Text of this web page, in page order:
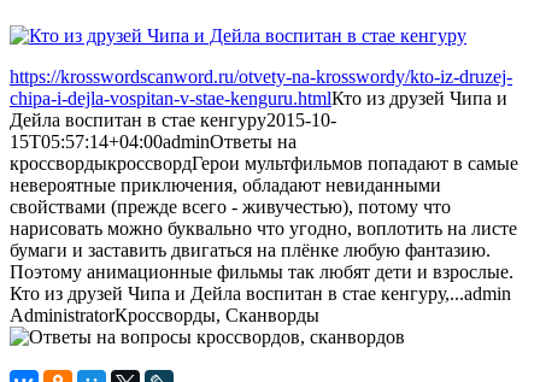
https://krosswordscanword.ru/otvety-na-krosswordy/kto-iz-druzej-
chipa-i-dejla-vospitan-v-stae-kenguru.htmlКто из друзей Чипа и
Дейла воспитан в стае кенгуру2015-10-
15T05:57:14+04:00adminОтветы на
кроссвордыкроссвордГерои мультфильмов попадают в самые
невероятные приключения, обладают невиданными
свойствами (прежде всего - живучестью), потому что
нарисовать можно буквально что угодно, воплотить на листе
бумаги и заставить двигаться на плёнке любую фантазию.
Поэтому анимационные фильмы так любят дети и взрослые.
Кто из друзей Чипа и Дейла воспитан в стае кенгуру,...admin
AdministratorКроссворды, Сканворды